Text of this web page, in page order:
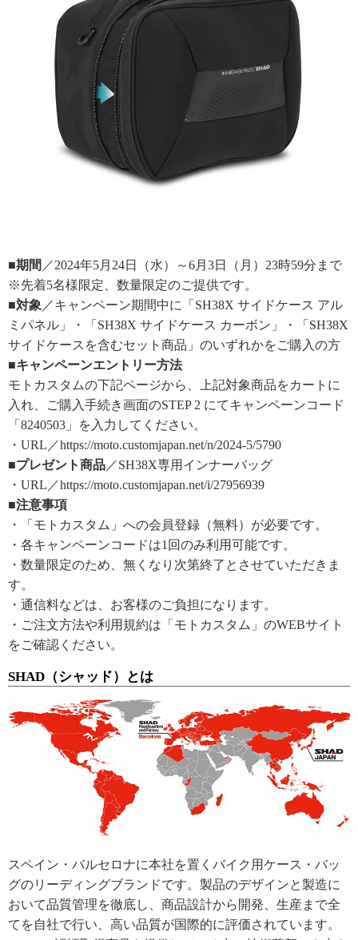
■期間 ／2024年5月24日（水）～6月3日（月）23時59分まで
※先着5名様限定、数量限定のご提供です。
■対象 ／キャンペーン期間中に「SH38X サイドケース アル
ミパネル」・「SH38X サイドケース カーボン」・「SH38X
サイドケースを含むセット商品」のいずれかをご購入の方
■キャンペーンエントリー方法
モトカスタムの下記ページから、上記対象商品をカートに
入れ、ご購入手続き画面のSTEP 2 にてキャンペーンコード
「8240503」を入力してください。
・URL／https://moto.customjapan.net/n/2024-5/5790
■プレゼント商品 ／SH38X専用インナーバッグ
・URL／https://moto.customjapan.net/i/27956939
■注意事項
・「モトカスタム」への会員登録（無料）が必要です。
・各キャンペーンコードは1回のみ利用可能です。
・数量限定のため、無くなり次第終了とさせていただきま
す。
・通信料などは、お客様のご負担になります。
・ご注文方法や利用規約は「モトカスタム」のWEBサイト
をご確認ください。
SHAD（シャッド）とは
スペイン・バルセロナに本社を置くバイク用ケース・バッ
グのリーディングブランドです。製品のデザインと製造に
おいて品質管理を徹底し、商品設計から開発、生産まで全
てを自社で行い、高い品質が国際的に評価されています。